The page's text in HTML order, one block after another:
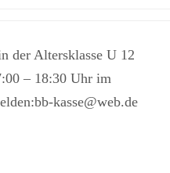
der Altersklasse U 12
– 18:30 Uhr im
kasse@web.de